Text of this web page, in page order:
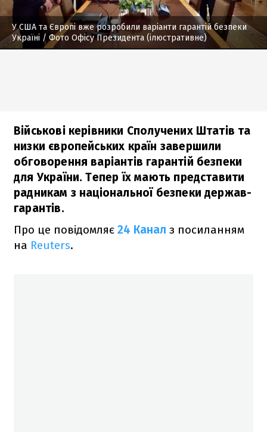
У США та Європі вже розробили варіанти гарантій безпеки
Україні / Фото Офісу Президента (ілюстративне)
Військові керівники Сполучених Штатів та
низки європейських країн завершили
обговорення варіантів гарантій безпеки
для України. Тепер їх мають представити
радникам з національної безпеки держав-
гарантів.
Про це повідомляє 24 Канал з посиланням
на Reuters.